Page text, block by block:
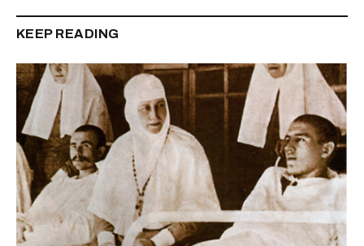
KEEP READING